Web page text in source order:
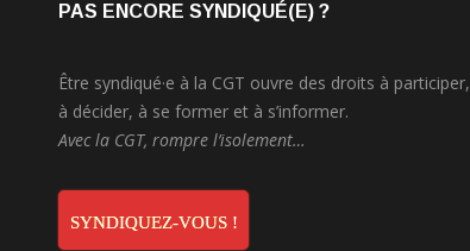
PAS ENCORE SYNDIQUÉ(E) ?
Être syndiqué·e à la CGT ouvre des droits à participer,
à décider, à se former et à s’informer.
Avec la CGT, rompre l’isolement…
SYNDIQUEZ-VOUS !